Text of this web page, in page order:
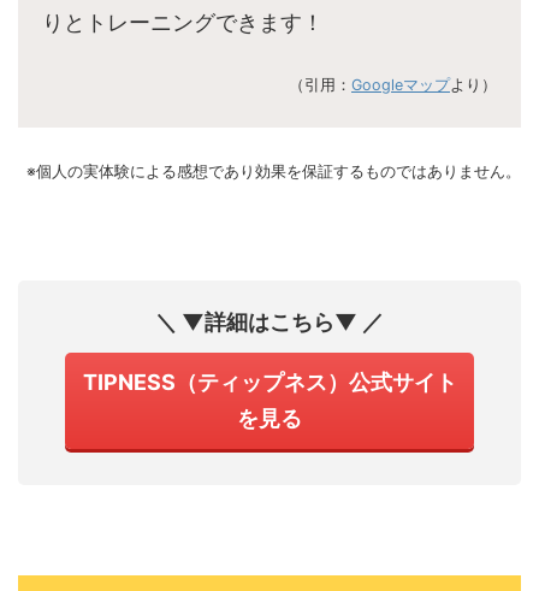
りとトレーニングできます！
（引用： Googleマップより）
※個人の実体験による感想であり効果を保証するものではありません。
＼ ▼詳細はこちら▼ ／
TIPNESS（ティップネス）公式サイト
を見る